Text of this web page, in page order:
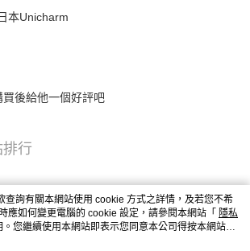
本Unicharm
後給他一個好評吧
排行
查詢有關本網站使用 cookie 方式之詳情，及若您不希
應如何變更電腦的 cookie 設定，請參閱本網站「 隱私
。您繼續使用本網站即表示您同意本公司得按本網站使
cookie。